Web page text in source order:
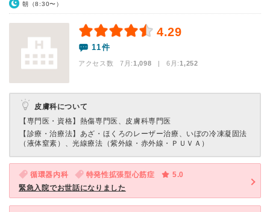
朝（8:30〜）
4.29
11件
アクセス数 7月:1,098 | 6月:1,252
皮膚科について
【専門医・資格】 熱傷専門医、皮膚科専門医
【診療・治療法】 あざ・ほくろのレーザー治療、いぼの冷凍凝固法
（液体窒素）、光線療法（紫外線・赤外線・ＰＵＶＡ）
循環器内科 特発性拡張型心筋症
5.0
緊急入院でお世話になりました